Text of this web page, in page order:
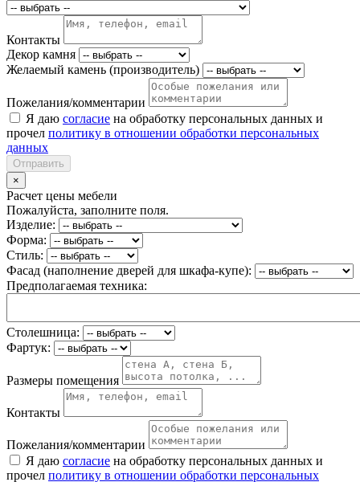
Контакты
Декор камня
Желаемый камень (производитель)
Пожелания/комментарии
Я даю согласие на обработку персональных данных и
прочел политику в отношении обработки персональных
данных
Отправить
×
Расчет цены мебели
Пожалуйста, заполните поля.
Изделие:
Форма:
Стиль:
Фасад (наполнение дверей для шкафа-купе):
Предполагаемая техника:
Столешница:
Фартук:
Размеры помещения
Контакты
Пожелания/комментарии
Я даю согласие на обработку персональных данных и
прочел политику в отношении обработки персональных